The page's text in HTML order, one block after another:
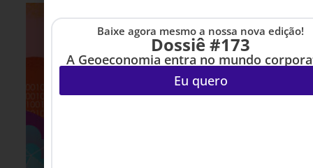
Baixe agora mesmo a nossa nova edição!
Dossiê #173
A Geoeconomia entra no mundo
Eu quero